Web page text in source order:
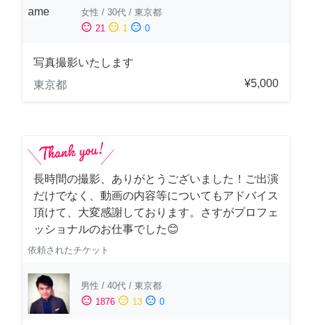
女性 / 30代 / 東京都
sentiment_satisfied 21 sentiment_neutral 1 sentiment_dissatisfied 0
写真撮影いたします
東京都
¥5,000
長時間の撮影、ありがとうございました！ご出演
だけでなく、動画の内容等についてもアドバイス
頂けて、大変感謝しております。さすがプロフェ
ッショナルのお仕事でした😊
依頼されたチケット
男性 / 40代 / 東京都
sentiment_satisfied 1876 sentiment_neutral 13 sentiment_dissatisfied 0